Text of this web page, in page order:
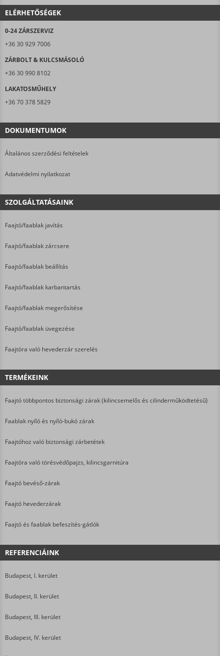
ELÉRHETŐSÉGEK
0-24 ZÁRSZERVIZ
+36 30 929 7006
ZÁRBOLT & KULCSMÁSOLÓ
+36 30 990 8102
LAKATOSMŰHELY
+36 70 378 5829
DOKUMENTUMOK
Általános szerződési feltételek
Adatvédelmi nyilatkozat
SZOLGÁLTATÁSAINK
Faajtó/faablak javítás
Faajtó/faablak zárcsere
Faajtó/faablak beállítás
Faajtó/faablak karbantartás
Faajtó/faablak megerősítése
Faajtó/faablak üvegezése
Faajtóra való hevederzár szerelés
TERMÉKEINK
Faajtó többpontos biztonsági zárak (kilincsemelős és cilinderműködtetésű)
Faablak nyíló és nyíló-bukó zárak
Faajtóhoz való biztonsági zárbetétek
Faajtóra való törésvédőpajzs, kilincsgarnitúra
Faajtó bevéső-zárak
Faajtó hevederzárak
Faajtó és faablak befeszítés-gátlók
REFERENCIÁINK
Budapest, I. kerület
Budapest, II. kerület
Budapest, III. kerület
Budapest, IV. kerület